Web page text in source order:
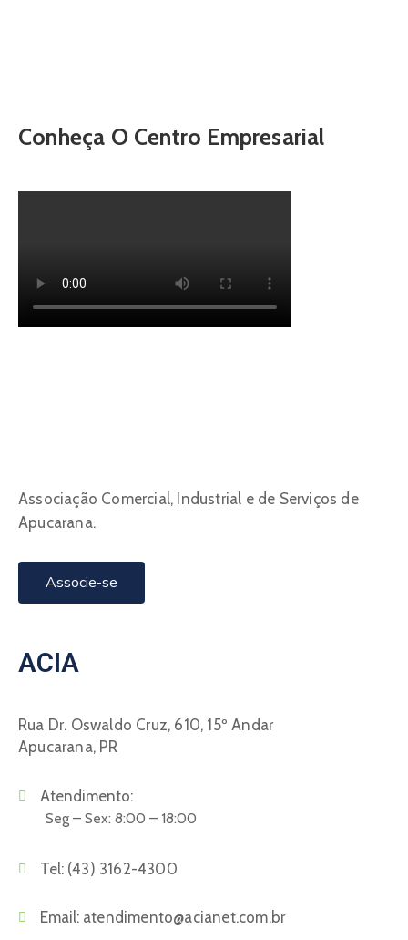
Conheça O Centro Empresarial
Associação Comercial, Industrial e de Serviços de
Apucarana.
Associe-se
ACIA
Rua Dr. Oswaldo Cruz, 610, 15º Andar
Apucarana, PR
Atendimento:
Seg – Sex: 8:00 – 18:00
Tel: (43) 3162-4300
Email: atendimento@acianet.com.br